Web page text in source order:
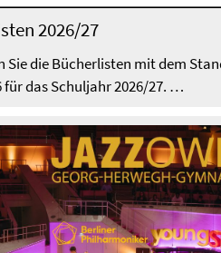
2026/27
Sie die Bücherlisten mit dem
für das Schuljahr 2026/27. …